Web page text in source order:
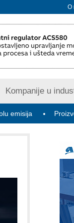
O
Kompanije u
Proizvodnja iC7